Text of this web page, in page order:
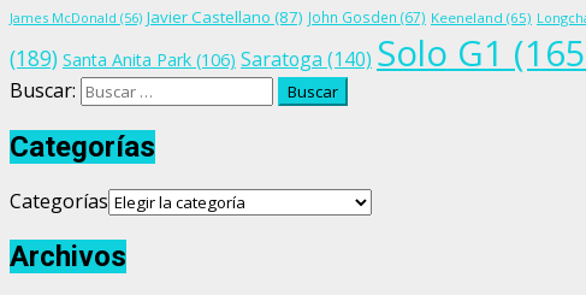
James McDonald (56) Javier Castellano (87) John Gosden (67) Keeneland (65)
(189) Santa Anita Park (106) Saratoga (140) Solo G1
Buscar:
Categorías
Categorías
Archivos